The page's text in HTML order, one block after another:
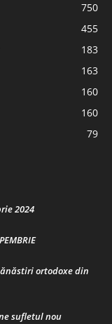
750
455
183
163
160
160
79
2024
ortodoxe din
sufletul nou